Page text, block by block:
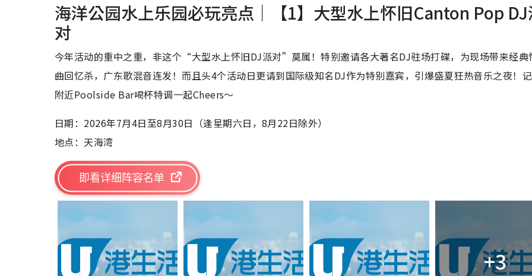
海洋公园水上乐园必玩亮点｜【1】大型水上怀旧Canton Pop
对
今年活动的重中之重，非这个“大型水上怀旧DJ派对”莫属！特别邀请各大著名DJ驻场打碟，为现场带来经典
曲回忆杀，广东歌混音连发！而且头4个活动日更请到国际级知名DJ作为特别嘉宾，引爆盛夏狂热音乐之夜！
附近Poolside Bar喝杯特调一起Cheers～
日期：2026年7月4日至8月30日（逢星期六日，8月22日除外）
地点：天海湾
即看详细阵容名单
+3